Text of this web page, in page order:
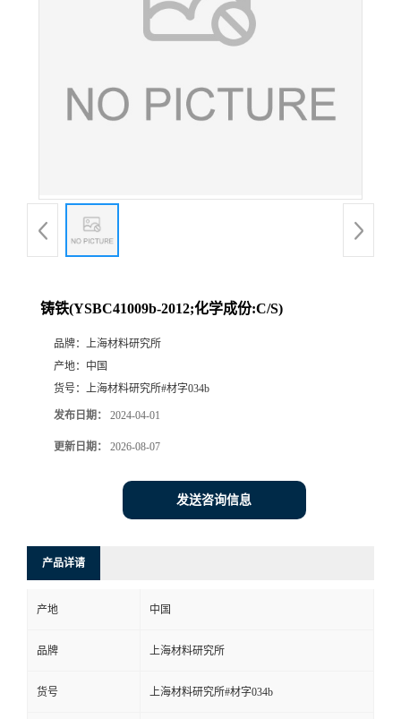
铸铁(YSBC41009b-2012;化学成份:C/S)
品牌： 上海材料研究所
产地： 中国
货号： 上海材料研究所#材字034b
发布日期： 2024-04-01
更新日期： 2026-08-07
发送咨询信息
产品详请
产地 中国
品牌 上海材料研究所
货号 上海材料研究所#材字034b